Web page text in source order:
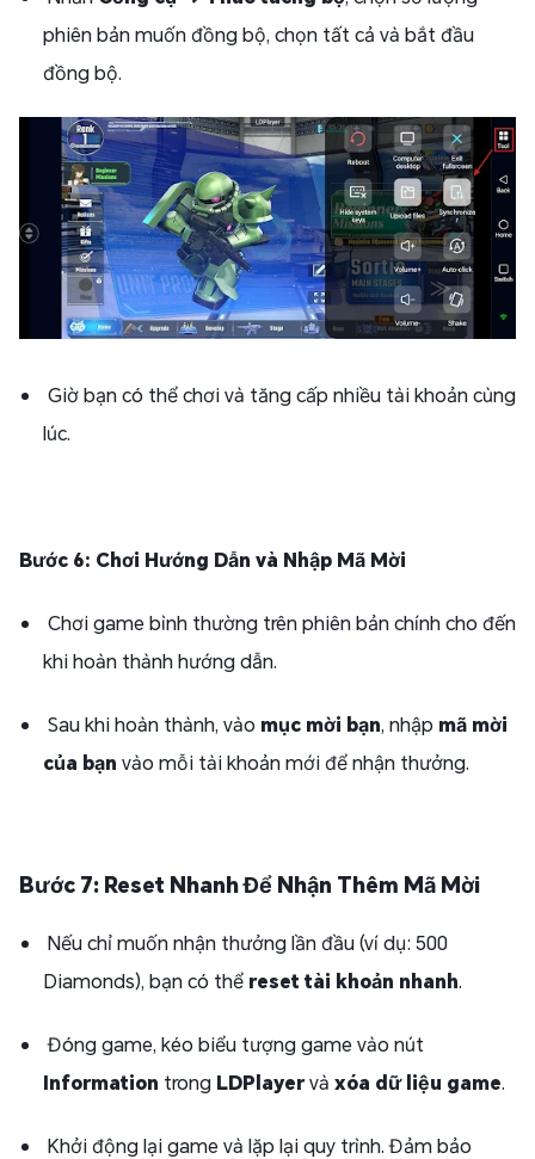
phiên bản muốn đồng bộ, chọn tất cả và bắt đầu
đồng bộ.
Giờ bạn có thể chơi và tăng cấp nhiều tài khoản cùng
lúc.
Bước 6: Chơi Hướng Dẫn và Nhập Mã Mời
Chơi game bình thường trên phiên bản chính cho đến
khi hoàn thành hướng dẫn.
Sau khi hoàn thành, vào mục mời bạn, nhập mã mời
của bạn vào mỗi tài khoản mới để nhận thưởng.
Bước 7: Reset Nhanh Để Nhận Thêm Mã Mời
Nếu chỉ muốn nhận thưởng lần đầu (ví dụ: 500
Diamonds), bạn có thể reset tài khoản nhanh.
Đóng game, kéo biểu tượng game vào nút
Information trong LDPlayervà xóa dữ liệu game.
Khởi động lại game và lặp lại quy trình. Đảm bảo